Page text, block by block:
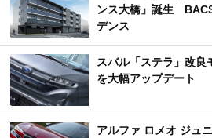
ンス大橋」誕生
デンス
スバル「ステラ」改
を大幅アップデート
アルファ ロメオ ジュ